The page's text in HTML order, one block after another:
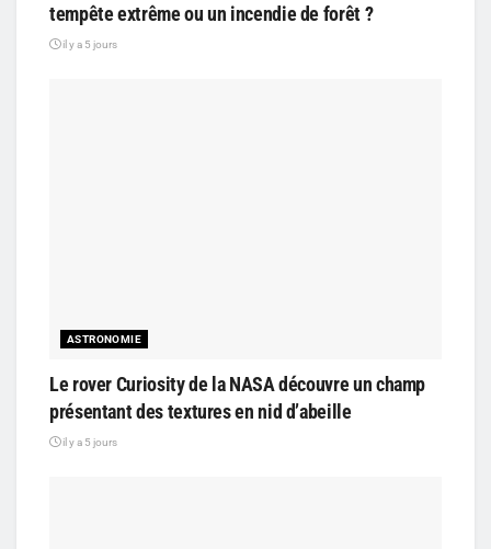
tempête extrême ou un incendie de forêt ?
il y a 5 jours
ASTRONOMIE
Le rover Curiosity de la NASA découvre un champ
présentant des textures en nid d’abeille
il y a 5 jours